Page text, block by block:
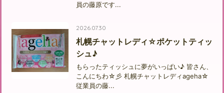
員の藤原です...
2026.07.30
札幌チャットレディ☆ポケットティッ
シュ♪
もらったティッシュに夢がいっぱい♪ 皆さん、
こんにちわ☆彡 札幌チャットレディageha☆
従業員の藤...